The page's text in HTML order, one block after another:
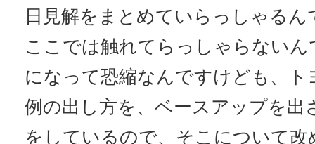
日見解をまとめていらっしゃる
ここでは触れてらっしゃらない
になって恐縮なんですけども、ト
例の出し方を、ベースアップを出
をしているので、そこについて改